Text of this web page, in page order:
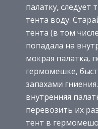
палатку, следует
тента воду.
тента (в том
попадала на
мокрая палатка,
гермомешке,
запахами
внутренняя
перевозить их
тент в